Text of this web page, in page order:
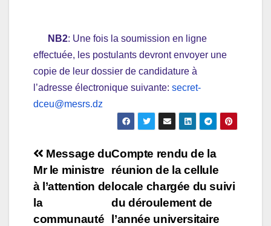
NB2: Une fois la soumission en ligne
effectuée, les postulants devront envoyer une
copie de leur dossier de candidature à
l’adresse électronique suivante: secret-
dceu@mesrs.dz
Navigation
de
l’article
Compte rendu de la
réunion de la cellule
locale chargée du suivi
du déroulement de
l’année universitaire
Message du
Mr le ministre
à l’attention de
la
communauté